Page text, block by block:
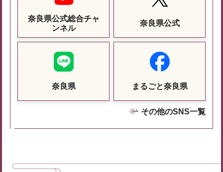
奈良県公式総合チャ
ンネル
奈良県公式
奈良県 まるごと奈良県
その他のSNS一覧